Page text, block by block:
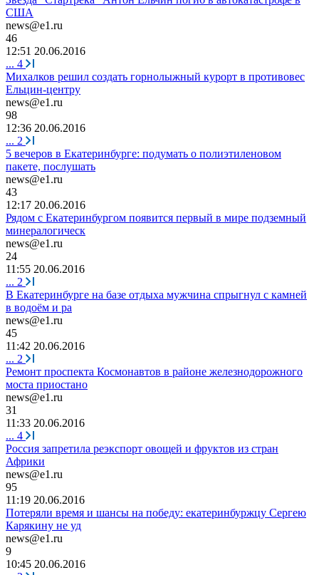
США
news@e1.ru
46
12:51 20.06.2016
... 4
Михалков решил создать горнолыжный курорт в противовес
Ельцин-центру
news@e1.ru
98
12:36 20.06.2016
... 2
5 вечеров в Екатеринбурге: подумать о полиэтиленовом
пакете, послушать
news@e1.ru
43
12:17 20.06.2016
Рядом с Екатеринбургом появится первый в мире подземный
минералогическ
news@e1.ru
24
11:55 20.06.2016
... 2
В Екатеринбурге на базе отдыха мужчина спрыгнул с камней
в водоём и ра
news@e1.ru
45
11:42 20.06.2016
... 2
Ремонт проспекта Космонавтов в районе железнодорожного
моста приостано
news@e1.ru
31
11:33 20.06.2016
... 4
Россия запретила реэкспорт овощей и фруктов из стран
Африки
news@e1.ru
95
11:19 20.06.2016
Потеряли время и шансы на победу: екатеринбуржцу Сергею
Карякину не уд
news@e1.ru
9
10:45 20.06.2016